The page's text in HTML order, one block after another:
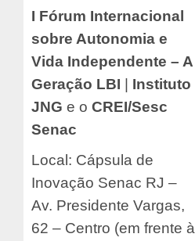
I Fórum Internacional
sobre Autonomia e
Vida Independente – A
Geração LBI | Instituto
JNG e o CREI/Sesc
Senac
Local: Cápsula de
Inovação Senac RJ –
Av. Presidente Vargas,
62 – Centro (em frente à